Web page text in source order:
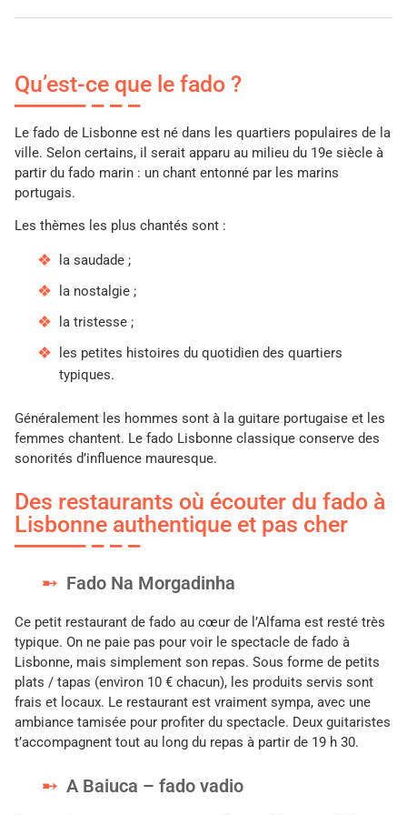
Qu’est-ce que le fado ?
Le fado de Lisbonne est né dans les quartiers populaires de la
ville. Selon certains, il serait apparu au milieu du 19e siècle à
partir du fado marin : un chant entonné par les marins
portugais.
Les thèmes les plus chantés sont :
la saudade ;
la nostalgie ;
la tristesse ;
les petites histoires du quotidien des quartiers
typiques.
Généralement les hommes sont à la guitare portugaise et les
femmes chantent. Le fado Lisbonne classique conserve des
sonorités d’influence mauresque.
Des restaurants où écouter du fado à
Lisbonne authentique et pas cher
Fado Na Morgadinha
Ce petit restaurant de fado au cœur de l’Alfama est resté très
typique. On ne paie pas pour voir le spectacle de fado à
Lisbonne, mais simplement son repas. Sous forme de petits
plats / tapas (environ 10 € chacun), les produits servis sont
frais et locaux. Le restaurant est vraiment sympa, avec une
ambiance tamisée pour profiter du spectacle. Deux guitaristes
t’accompagnent tout au long du repas à partir de 19 h 30.
A Baiuca – fado vadio